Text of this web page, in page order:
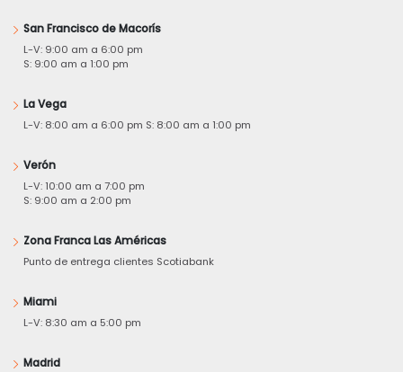
San Francisco de Macorís
L-V: 9:00 am a 6:00 pm
S: 9:00 am a 1:00 pm
La Vega
L-V: 8:00 am a 6:00 pm S: 8:00 am a 1:00 pm
Verón
L-V: 10:00 am a 7:00 pm
S: 9:00 am a 2:00 pm
Zona Franca Las Américas
Punto de entrega clientes Scotiabank
Miami
L-V: 8:30 am a 5:00 pm
Madrid